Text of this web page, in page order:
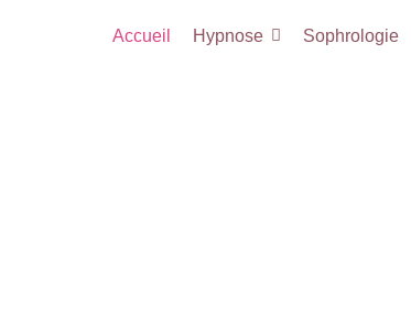
Accueil Hypnose Sophrologie